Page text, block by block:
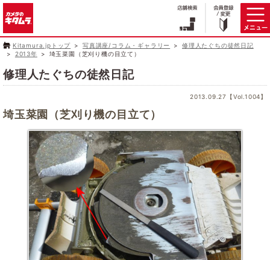
Kitamura.jpトップ 写真講座/コラム・ギャラリー
修理人たぐちの徒然日記
2013年
埼玉菜園（芝刈り機の目立て）
修理人たぐちの徒然日記
2013.09.27【Vol.1004】
埼玉菜園（芝刈り機の目立て）